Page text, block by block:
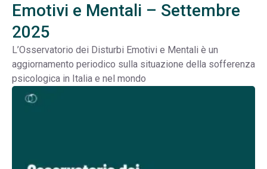
Emotivi e Mentali – Settembre
2025
L’Osservatorio dei Disturbi Emotivi e Mentali è un
aggiornamento periodico sulla situazione della sofferenza
psicologica in Italia e nel mondo